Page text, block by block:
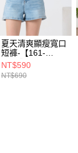
夏天清爽顯瘦寬口
短褲-【161-
5358】
NT$590
NT$690